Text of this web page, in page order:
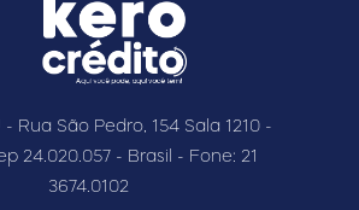
Rua São Pedro, 154 Sala 1210 -
24.020.057 - Brasil - Fone: 21
3674.0102